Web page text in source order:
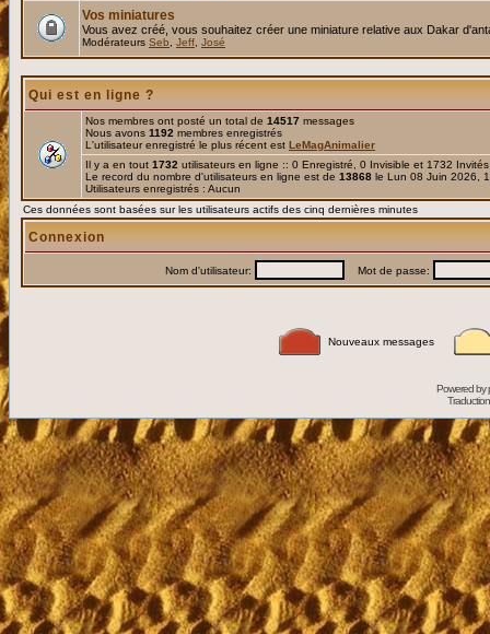
Vos miniatures
Vous avez créé, vous souhaitez créer une miniature relative aux Dakar
Modérateurs Seb Jeff José
Qui est en ligne ?
Nos membres ont posté un total de 14517 messages
Nous avons 1192 membres enregistrés
L'utilisateur enregistré le plus récent est LeMagAnimalier
Il y a en tout 1732 utilisateurs en ligne :: 0 Enregistré, 0 Invisible et 1732
Le record du nombre d'utilisateurs en ligne est de 13868 le Lun 08 Juin 2026,
Utilisateurs enregistrés : Aucun
Ces données sont basées sur les utilisateurs actifs des cinq dernières minutes
Connexion
Nom d'utilisateur: Mot de passe:
Nouveaux messages
Powered by